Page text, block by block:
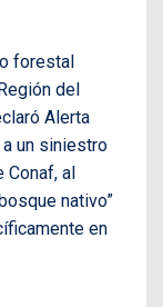
forestal
del
Alerta
un siniestro
Conaf, al
nativo”
en